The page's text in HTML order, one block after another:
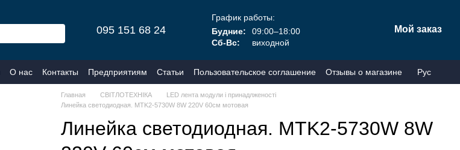
095 151 68 24
График работы:
Будние:
09:00–18:00
Сб-Вс:
виходной
Мой заказ
О нас Контакты Предприятиям Статьи Пользовательское соглашение Отзывы о магазине Рус
Главная СВІТЛОТЕХНІКА
LED лента модули і принадлженості
Линейка светодиодная. MTK2-5730W 8W 220V 60см мотовая
Линейка светодиодная. MTK2-5730W 8W